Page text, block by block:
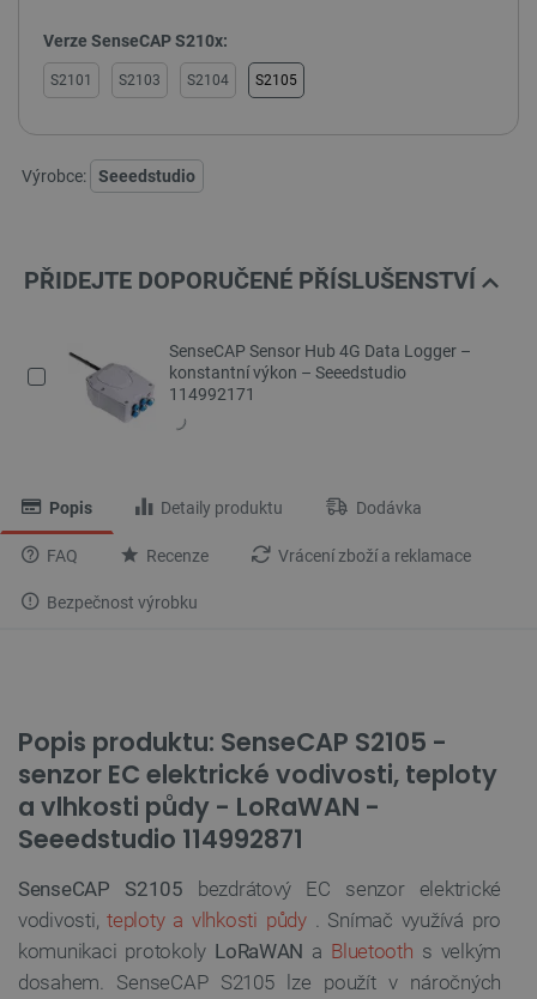
Verze SenseCAP S210x:
S2101 S2103 S2104 S2105
Výrobce: Seeedstudio
PŘIDEJTE DOPORUČENÉ PŘÍSLUŠENSTVÍ
SenseCAP Sensor Hub 4G Data Logger –
konstantní výkon – Seeedstudio
114992171
Popis Detaily produktu Dodávka
FAQ Recenze Vrácení zboží a reklamace
Bezpečnost výrobku
Popis produktu: SenseCAP S2105 -
senzor EC elektrické vodivosti, teploty
a vlhkosti půdy - LoRaWAN -
Seeedstudio 114992871
SenseCAP S2105 bezdrátový EC senzor elektrické
vodivosti,teploty a vlhkosti půdy. Snímač využívá pro
komunikaci protokoly LoRaWAN a Bluetooth s velkým
dosahem. SenseCAP S2105 lze použít v náročných